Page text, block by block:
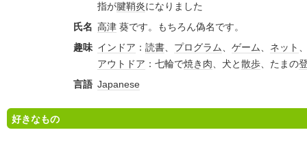
指が腱鞘炎になりました
氏名 高津 葵です。もちろん偽名です。
趣味 インドア ： 読書、 プログラム、 ゲーム、 ネット
アウトドア ：七輪で焼き肉、犬と散歩、たまの
言語 Japanese
好きなもの